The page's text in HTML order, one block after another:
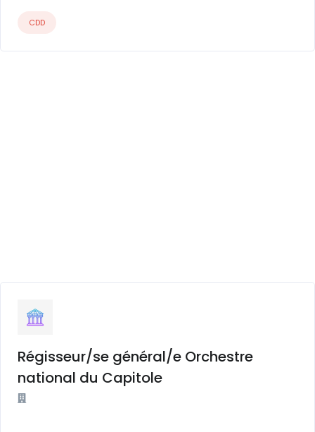
CDD
Régisseur/se général/e Orchestre
national du Capitole